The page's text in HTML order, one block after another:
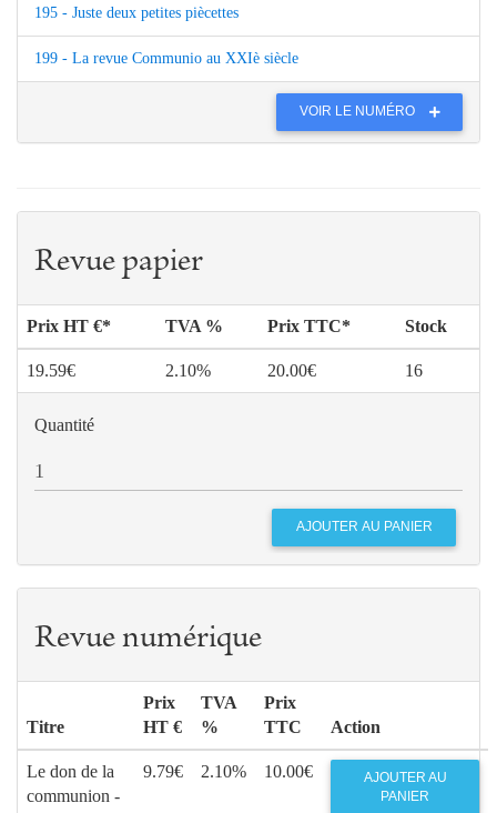
195 - Juste deux petites piècettes
199 - La revue Communio au XXIè siècle
VOIR LE NUMÉRO
Revue papier
Prix HT €* TVA % Prix TTC* Stock
19.59€ 2.10% 20.00€ 16
Quantité
Revue numérique
Titre
Prix
HT €
TVA
%
Prix
TTC
Action
Le don de la
communion -
9.79€ 2.10% 10.00€
AJOUTER AU
PANIER